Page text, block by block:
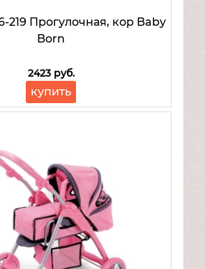
219 Прогулочная, кор Baby
Born
2423 руб.
купить